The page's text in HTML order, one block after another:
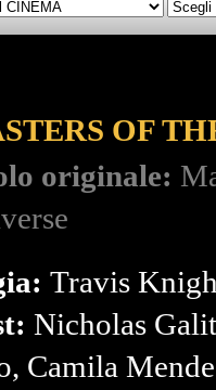
OF
originale:
Travis
Nicholas
Camila